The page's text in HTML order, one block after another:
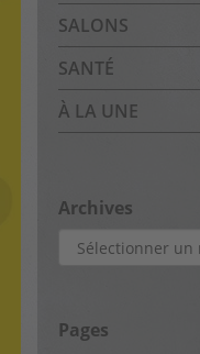
SALONS
SANTÉ
À LA UNE
Archives
Archives
Pages